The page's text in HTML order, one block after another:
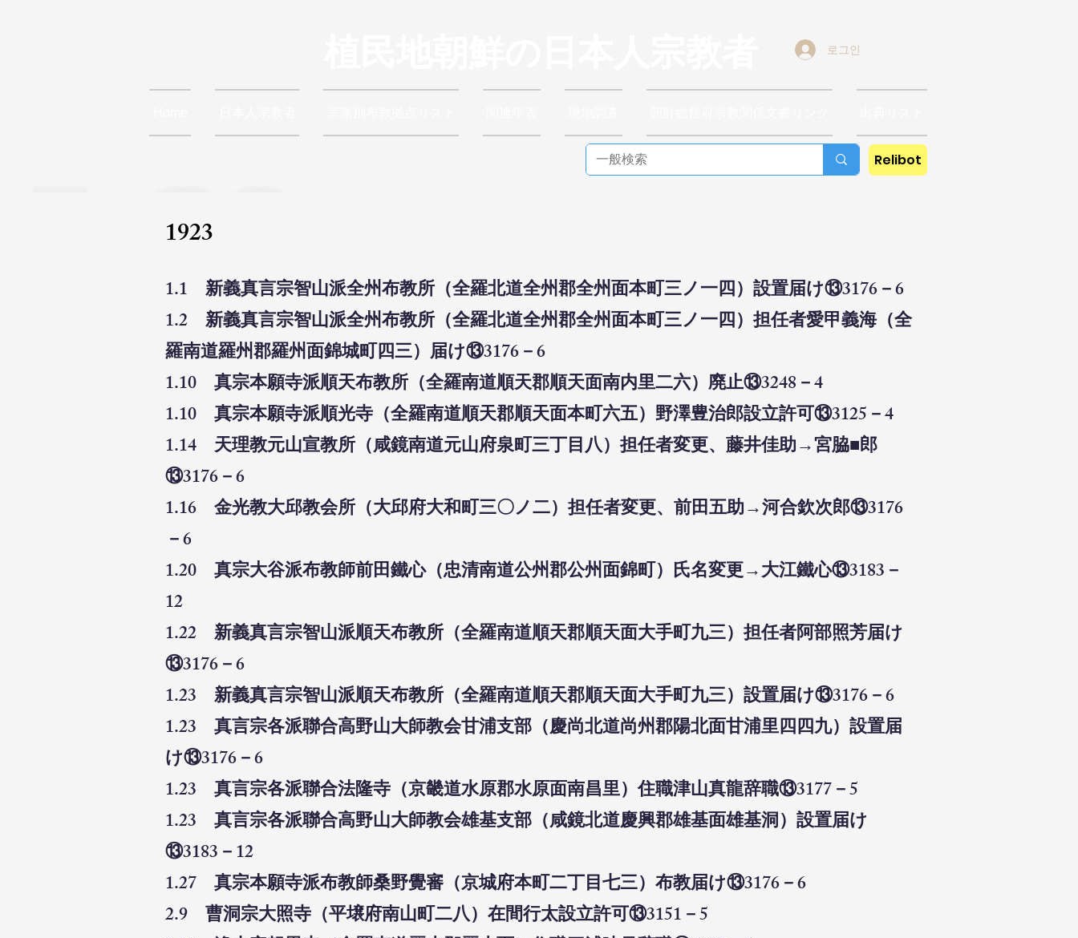
로그인
Relibot
1923
1.1 新義真言宗智山派全州布教所（全羅北道全州郡全州面本町三ノ一四）設置届け⑬3176－6
1.2 新義真言宗智山派全州布教所（全羅北道全州郡全州面本町三ノ一四）担任者愛甲義海（全
羅南道羅州郡羅州面錦城町四三）届け⑬3176－6
1.10 真宗本願寺派順天布教所（全羅南道順天郡順天面南内里二六）廃止⑬3248－4
1.10 真宗本願寺派順光寺（全羅南道順天郡順天面本町六五）野澤豊治郎設立許可⑬3125－4
1.14 天理教元山宣教所（咸鏡南道元山府泉町三丁目八）担任者変更、藤井佳助→宮脇■郎
⑬3176－6
1.16 金光教大邱教会所（大邱府大和町三〇ノ二）担任者変更、前田五助→河合欽次郎⑬3176
－6
1.20 真宗大谷派布教師前田鐵心（忠清南道公州郡公州面錦町）氏名変更→大江鐵心⑬3183－
12
1.22 新義真言宗智山派順天布教所（全羅南道順天郡順天面大手町九三）担任者阿部照芳届け
⑬3176－6
1.23 新義真言宗智山派順天布教所（全羅南道順天郡順天面大手町九三）設置届け⑬3176－6
1.23 真言宗各派聯合高野山大師教会甘浦支部（慶尚北道尚州郡陽北面甘浦里四四九）設置届
け⑬3176－6
1.23 真言宗各派聯合法隆寺（京畿道水原郡水原面南昌里）住職津山真龍辞職⑬3177－5
1.23 真言宗各派聯合高野山大師教会雄基支部（咸鏡北道慶興郡雄基面雄基洞）設置届け
⑬3183－12
1.27 真宗本願寺派布教師桑野覺審（京城府本町二丁目七三）布教届け⑬3176－6
2.9 曹洞宗大照寺（平壌府南山町二八）在間行太設立許可⑬3151－5